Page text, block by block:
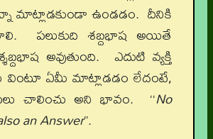
మాట్లాడకుండా ఉండడం. దీనికి
పలుకుది శబ్దభాష అయితే
అవుతుంది. ఎదుటి వ్యక్తి
వింటూ ఏమీ మాట్లాడడం లేదంటే,
చాలించు అని భావం. ‘‘No
an Answer’’.